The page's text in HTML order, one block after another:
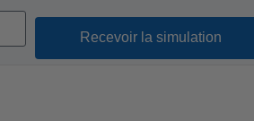
Recevoir la simulation